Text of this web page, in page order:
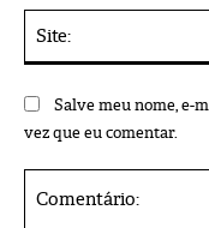
Salve meu nome, e-
vez que eu comentar.